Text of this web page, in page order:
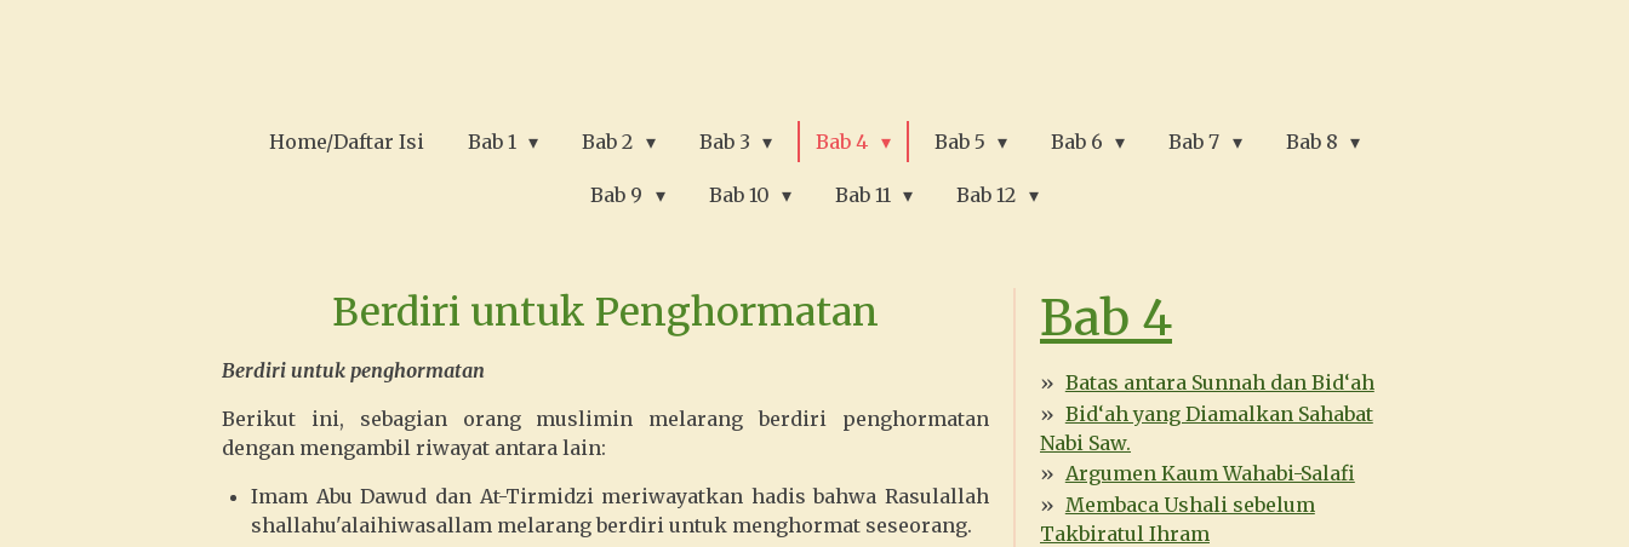
Home/Daftar Isi Bab 1 Bab 2 Bab 3 Bab 4 Bab 5 Bab 6 Bab 7 Bab 8
Bab 9 Bab 10 Bab 11 Bab 12
Berdiri untuk Penghormatan
Berdiri untuk penghormatan
Berikut ini, sebagian orang muslimin melarang berdiri penghormatan
dengan mengambil riwayat antara lain:
Imam Abu Dawud dan At-Tirmidzi meriwayatkan hadis bahwa Rasulallah
shallahu'alaihiwasallam melarang berdiri untuk menghormat seseorang.
Bab 4
Batas antara Sunnah dan Bid‘ah
Bid‘ah yang Diamalkan Sahabat
Nabi Saw.
Argumen Kaum Wahabi-Salafi
Membaca Ushali sebelum
Takbiratul Ihram